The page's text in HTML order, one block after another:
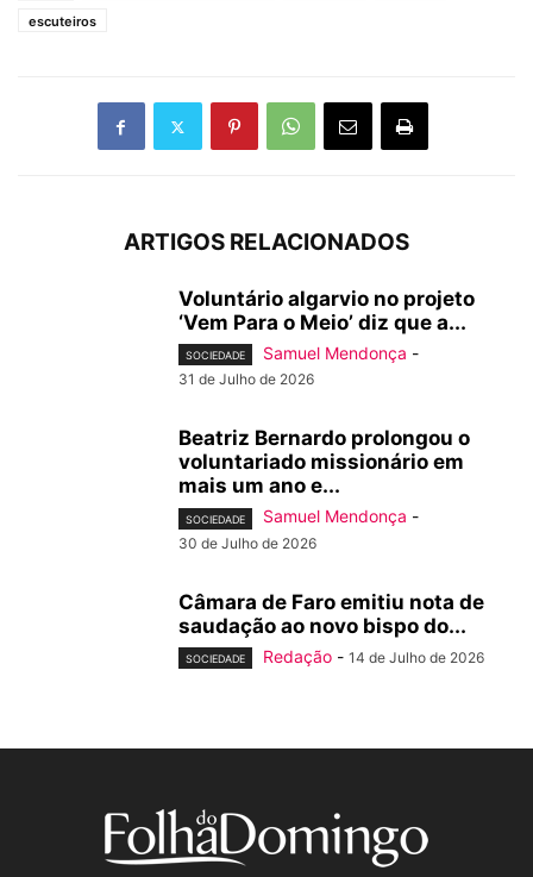
escuteiros
ARTIGOS RELACIONADOS
Voluntário algarvio no projeto
‘Vem Para o Meio’ diz que a...
SOCIEDADE Samuel Mendonça -
31 de Julho de 2026
Beatriz Bernardo prolongou o
voluntariado missionário em
mais um ano e...
SOCIEDADE Samuel Mendonça -
30 de Julho de 2026
Câmara de Faro emitiu nota de
saudação ao novo bispo do...
SOCIEDADE Redação - 14 de Julho de 2026